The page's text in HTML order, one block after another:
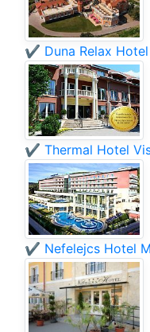
✔️ Duna Relax
✔️ Thermal Hotel
✔️ Nefelejcs Hotel